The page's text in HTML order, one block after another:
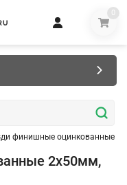
0
финишные оцинкованные
2х50мм,